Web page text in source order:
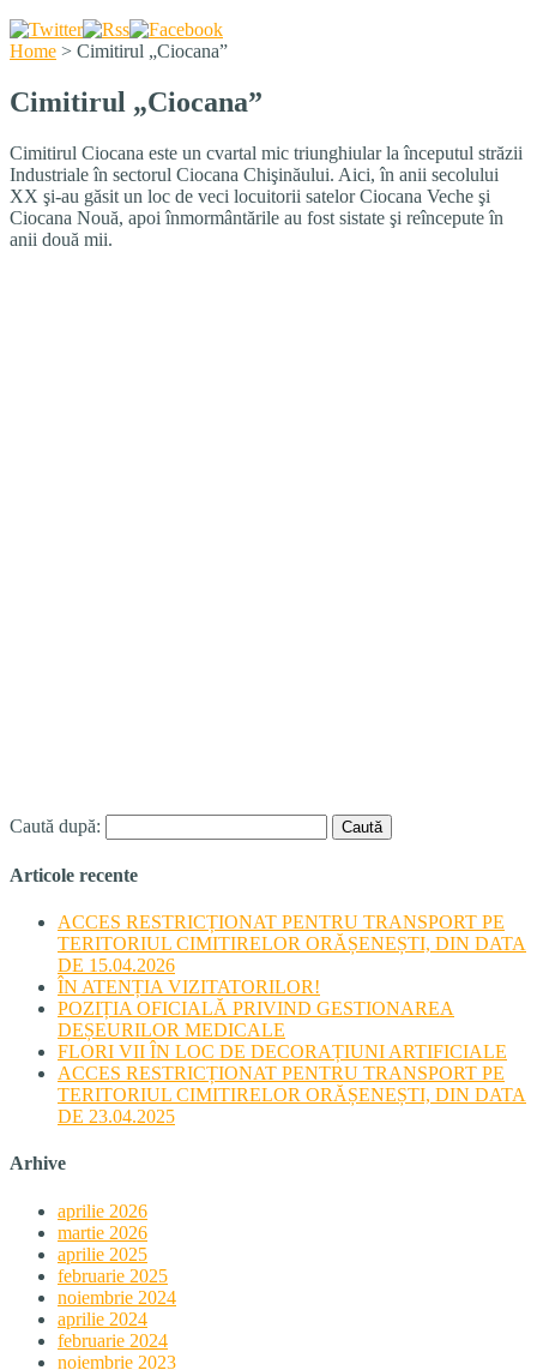
Home > Cimitirul „Ciocana”
Cimitirul „Ciocana”
Cimitirul Ciocana este un cvartal mic triunghiular la începutul străzii
Industriale în sectorul Ciocana Chişinăului. Aici, în anii secolului
XX şi-au găsit un loc de veci locuitorii satelor Ciocana Veche şi
Ciocana Nouă, apoi înmormântările au fost sistate şi reîncepute în
anii două mii.
Caută după:
Articole recente
ACCES RESTRICȚIONAT PENTRU TRANSPORT PE
TERITORIUL CIMITIRELOR ORĂȘENEȘTI, DIN DATA
DE 15.04.2026
ÎN ATENȚIA VIZITATORILOR!
POZIȚIA OFICIALĂ PRIVIND GESTIONAREA
DEȘEURILOR MEDICALE
FLORI VII ÎN LOC DE DECORAȚIUNI ARTIFICIALE
ACCES RESTRICȚIONAT PENTRU TRANSPORT PE
TERITORIUL CIMITIRELOR ORĂȘENEȘTI, DIN DATA
DE 23.04.2025
Arhive
aprilie 2026
martie 2026
aprilie 2025
februarie 2025
noiembrie 2024
aprilie 2024
februarie 2024
noiembrie 2023